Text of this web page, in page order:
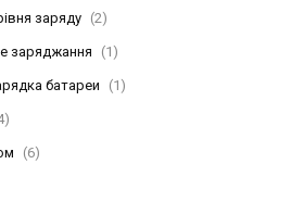
заряду
2
заряджання 1
батареи 1
6